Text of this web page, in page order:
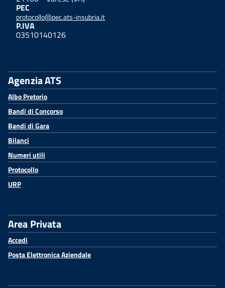
PEC
protocollo@pec.ats-insubria.it
P.IVA
03510140126
Agenzia ATS
Albo Pretorio
Bandi di Concorso
Bandi di Gara
Bilanci
Numeri utili
Protocollo
URP
Area Privata
Accedi
Posta Elettronica Aziendale